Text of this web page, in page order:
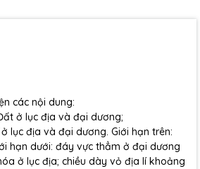
các nội dung:
ở lục địa và đại dương;
lục địa và đại dương. Giới hạn trên:
hạn dưới: đáy vực thẳm ở đại dương
ở lục địa; chiều dày vỏ địa lí khoảng